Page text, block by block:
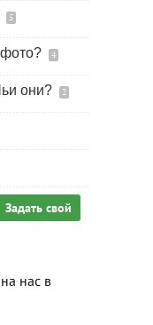
5
фото? 4
они? 2
Задать свой
нас в